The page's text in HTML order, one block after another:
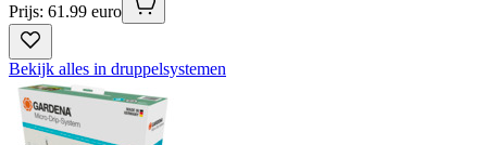
Prijs: 61.99 euro
Bekijk alles in druppelsystemen